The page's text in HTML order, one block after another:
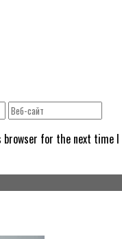
browser for the next time I